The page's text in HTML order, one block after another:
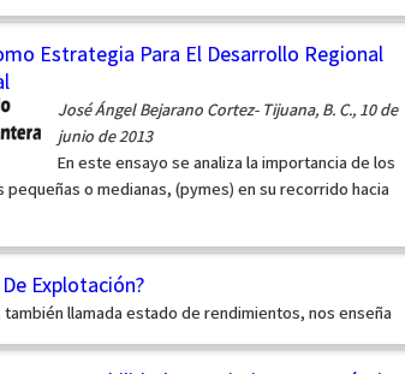
Estrategia Para El Desarrollo Regional
José Ángel Bejarano Cortez- Tijuana, B. C., 10 de
junio de 2013
En este ensayo se analiza la importancia de los
o medianas, (pymes) en su recorrido hacia
Explotación?
llamada estado de rendimientos, nos enseña